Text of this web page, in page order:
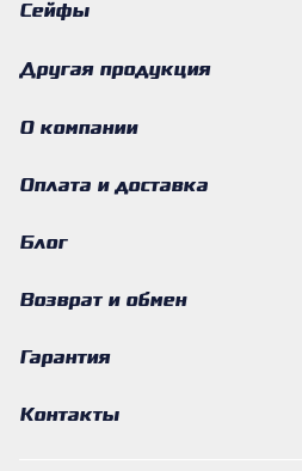
Сейфы
Другая продукция
О компании
Оплата и доставка
Блог
Возврат и обмен
Гарантия
Контакты